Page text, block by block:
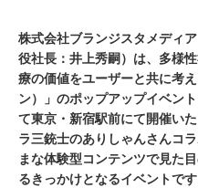
株式会社ブランジスタメディ
役社長：井上秀嗣）は、多様
療の価値をユーザーと共に考
ン）」のポップアップイベン
て東京・新宿駅前にて開催い
ラ三銃士のありしゃんさんコ
まな体験型コンテンツで見た
るきっかけとなるイベントです